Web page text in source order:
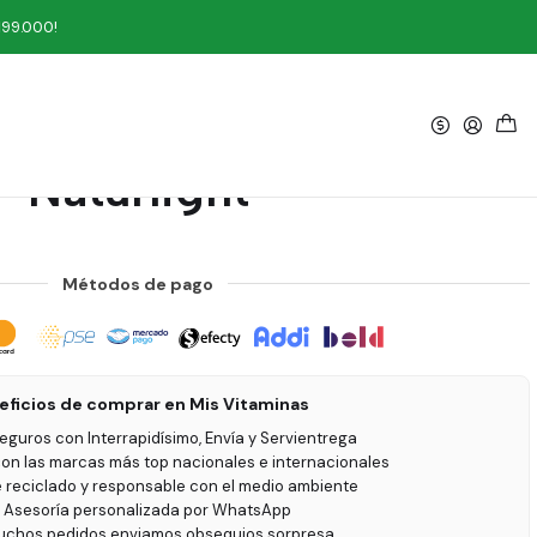
Bean 60 Cápsulas
Naturlight
Métodos de pago
de comprar en Mis Vitaminas
con Interrapidísimo, Envía y Servientrega
las marcas más top nacionales e internacionales
reciclado y responsable con el medio ambiente
Asesoría personalizada por WhatsApp